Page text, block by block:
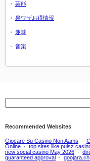
芸能
裏ワザお得情報
趣味
音楽
Recommended Websites
Giocare Su Casino Non Aams ·
Online · top sites like pulsz
new social casino May 2026 ·
guaranteed approval ·